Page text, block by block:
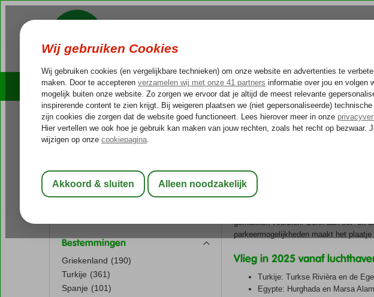
Cruises Outlet Deals Rondreizen
Reissoort
(124)
Stedentrip (31)
Bestemmingen
Griekenland (190)
Turkije (361)
Spanje (101)
Vanaf luchthaven
Woon je in de grensstreek van
je voor deze regionale luchthaven, dan
middelgrote en overzichtelijke
gemakken voorzien. Denk aan eet- en
parkeermogelijkheden maakt het plaatje
Vlieg in 2025 vanaf
Turkije: Turkse Rivièra en de
Egypte: Hurghada en Marsa Alam